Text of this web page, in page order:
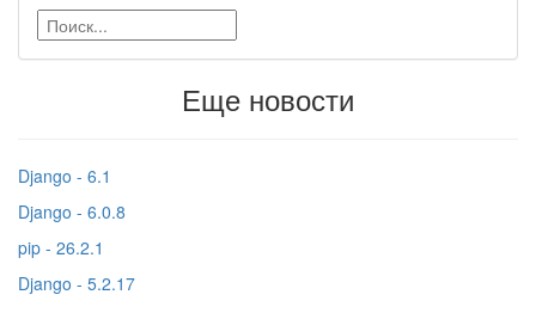
Еще новости
Django - 6.1
Django - 6.0.8
pip - 26.2.1
Django - 5.2.17